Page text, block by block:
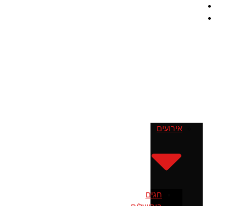
אירועים
חגים